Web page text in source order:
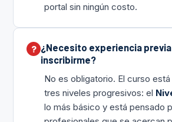
portal sin ningún costo.
¿Necesito experiencia previa
inscribirme?
No es obligatorio. El curso
tres niveles progresivos: el
lo más básico y está pensado